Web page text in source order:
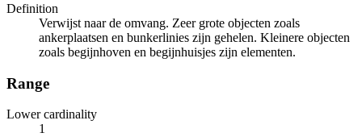
Definition
Verwijst naar de omvang. Zeer grote objecten zoals
ankerplaatsen en bunkerlinies zijn gehelen. Kleinere objecten
zoals begijnhoven en begijnhuisjes zijn elementen.
Range
Lower cardinality
1